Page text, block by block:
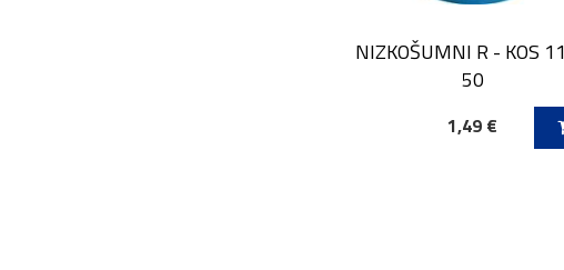
NIZKOŠUMNI R - KOS
50
1,49 €
DODAJ V KOŠARICO